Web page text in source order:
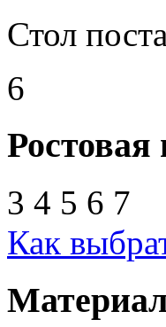
Стол
6
Ростовая
3 4 5 6 7
Как